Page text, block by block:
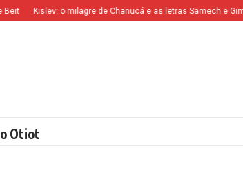
Kislev: o milagre de Chanucá e as letras Samech e Gimel
Otiot